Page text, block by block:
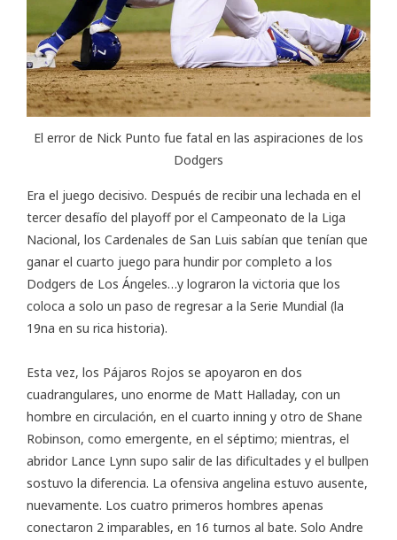
El error de Nick Punto fue fatal en las aspiraciones de los
Dodgers
Era el juego decisivo. Después de recibir una lechada en el
tercer desafío del playoff por el Campeonato de la Liga
Nacional, los Cardenales de San Luis sabían que tenían que
ganar el cuarto juego para hundir por completo a los
Dodgers de Los Ángeles…y lograron la victoria que los
coloca a solo un paso de regresar a la Serie Mundial (la
19na en su rica historia).
Esta vez, los Pájaros Rojos se apoyaron en dos
cuadrangulares, uno enorme de Matt Halladay, con un
hombre en circulación, en el cuarto inning y otro de Shane
Robinson, como emergente, en el séptimo; mientras, el
abridor Lance Lynn supo salir de las dificultades y el bullpen
sostuvo la diferencia. La ofensiva angelina estuvo ausente,
nuevamente. Los cuatro primeros hombres apenas
conectaron 2 imparables, en 16 turnos al bate. Solo Andre